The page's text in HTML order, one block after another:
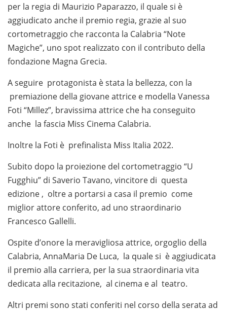
per la regia di Maurizio Paparazzo, il quale si è
aggiudicato anche il premio regia, grazie al suo
cortometraggio che racconta la Calabria “Note
Magiche”, uno spot realizzato con il contributo della
fondazione Magna Grecia.
A seguire protagonista è stata la bellezza, con la
premiazione della giovane attrice e modella Vanessa
Foti “Millez”, bravissima attrice che ha conseguito
anche la fascia Miss Cinema Calabria.
Inoltre la Foti è prefinalista Miss Italia 2022.
Subito dopo la proiezione del cortometraggio “U
Fugghiu” di Saverio Tavano, vincitore di questa
edizione , oltre a portarsi a casa il premio come
miglior attore conferito, ad uno straordinario
Francesco Gallelli.
Ospite d’onore la meravigliosa attrice, orgoglio della
Calabria, AnnaMaria De Luca, la quale si è aggiudicata
il premio alla carriera, per la sua straordinaria vita
dedicata alla recitazione, al cinema e al teatro.
Altri premi sono stati conferiti nel corso della serata ad